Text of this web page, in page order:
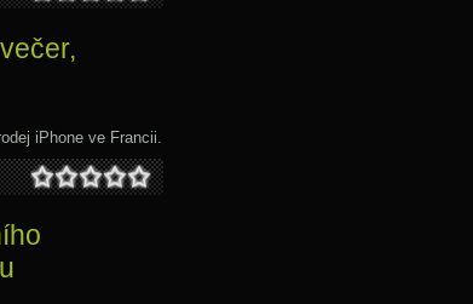
iPhone ve Francii.